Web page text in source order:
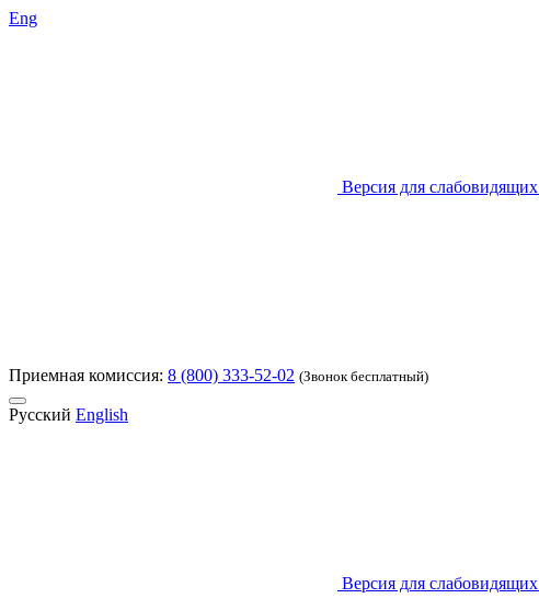
Eng
Версия для слабовидящих
Приемная комиссия: 8 (800) 333-52-02 (Звонок бесплатный)
Русский English
Версия для слабовидящих